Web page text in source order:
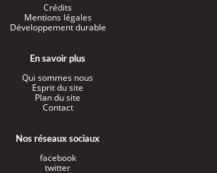
Crédits
Mentions légales
Développement durable
En savoir plus
Qui sommes nous
Esprit du site
Plan du site
Contact
Nos réseaux sociaux
facebook
twitter